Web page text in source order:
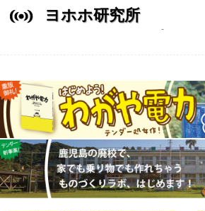
ヨホホ研究所